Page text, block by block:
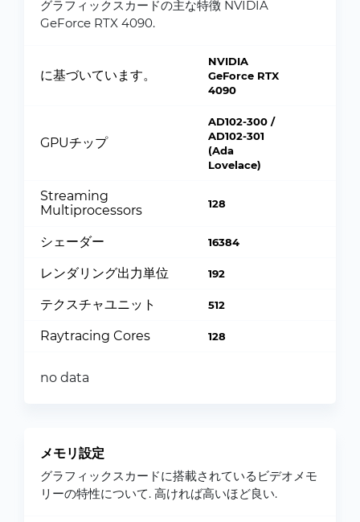
グラフィックスカードの主な特徴 NVIDIA
GeForce RTX 4090.
に基づいています。
NVIDIA
GeForce RTX
4090
GPUチップ
AD102-300 /
AD102-301
(Ada
Lovelace)
Streaming
Multiprocessors
128
シェーダー 16384
レンダリング出力単位 192
テクスチャユニット 512
Raytracing Cores 128
no data
メモリ設定
グラフィックスカードに搭載されているビデオメモ
リーの特性について. 高ければ高いほど良い.